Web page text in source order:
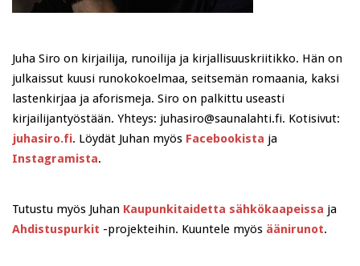
Juha Siro on kirjailija, runoilija ja kirjallisuuskriitikko. Hän on
julkaissut kuusi runokokoelmaa, seitsemän romaania, kaksi
lastenkirjaa ja aforismeja. Siro on palkittu useasti
kirjailijantyöstään. Yhteys: juhasiro@saunalahti.fi. Kotisivut:
juhasiro.fi. Löydät Juhan myös Facebookista ja
Instagramista.
Tutustu myös Juhan Kaupunkitaidetta sähkökaapeissa ja
Ahdistuspurkit -projekteihin. Kuuntele myös äänirunot.